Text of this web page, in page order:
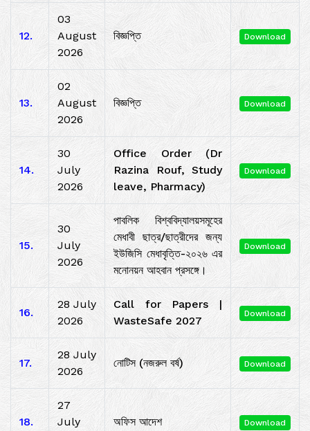
12.
03
August
2026
বিজ্ঞপ্তি Download
13.
02
August
2026
বিজ্ঞপ্তি Download
14.
30
July
2026
Office Order (Dr
Razina Rouf, Study
leave, Pharmacy)
Download
15.
30
July
2026
পাবলিক বিশ্ববিদ্যালয়সমূহের
মেধাবী ছাত্র/ছাত্রীদের জন্য
ইউজিসি মেধাবৃত্তি-২০২৬ এর
মনোনয়ন আহবান প্রসঙ্গে।
Download
16.
28 July
2026
Call for Papers |
WasteSafe 2027
Download
17.
28 July
2026
নোটিস (নজরুল বর্ষ) Download
18.
27
July
অফিস আদেশ Download